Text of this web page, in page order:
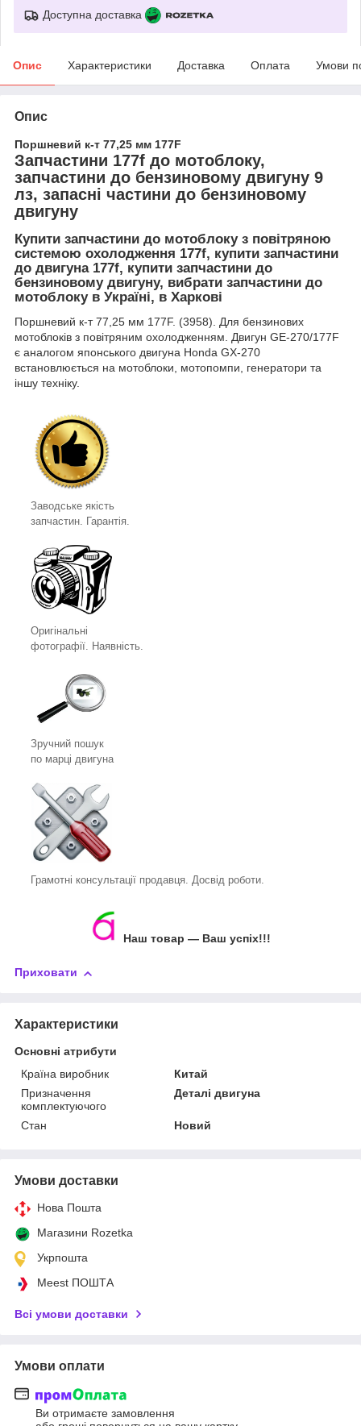
Доступна доставка
Опис Характеристики Доставка Оплата Умови
Опис
Поршневий к-т 77,25 мм 177F
Запчастини 177f до мотоблоку,
запчастини до бензиновому двигуну 9
лз, запасні частини до бензиновому
двигуну
Купити запчастини до мотоблоку з повітряною
системою охолодження 177f, купити запчастини
до двигуна 177f, купити запчастини до
бензиновому двигуну, вибрати запчастини до
мотоблоку в Україні, в Харкові
Поршневий к-т 77,25 мм 177F. (3958). Для бензинових
мотоблоків з повітряним охолодженням. Двигун GE-270/177F
є аналогом японського двигуна Honda GX-270
встановлюється на мотоблоки, мотопомпи, генератори та
іншу техніку.
Заводське якість
запчастин. Гарантія.
Оригінальні
фотографії. Наявність.
Зручний пошук
по марці двигуна
Грамотні консультації продавця. Досвід роботи.
Наш товар ― Ваш успіх!!!
Приховати
Характеристики
Основні атрибути
Країна виробник
Китай
Призначення
комплектуючого
Деталі двигуна
Стан Новий
Умови доставки
Нова Пошта
Магазини Rozetka
Укрпошта
Meest ПОШТА
Всі умови доставки
Умови оплати
Ви отримаєте замовлення